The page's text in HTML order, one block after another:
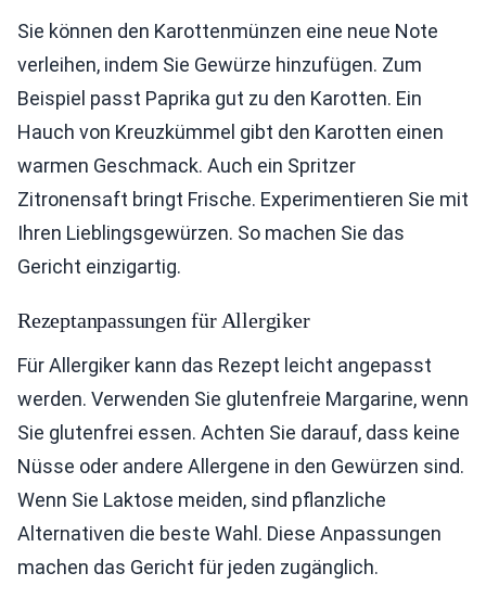
Sie können den Karottenmünzen eine neue Note
verleihen, indem Sie Gewürze hinzufügen. Zum
Beispiel passt Paprika gut zu den Karotten. Ein
Hauch von Kreuzkümmel gibt den Karotten einen
warmen Geschmack. Auch ein Spritzer
Zitronensaft bringt Frische. Experimentieren Sie mit
Ihren Lieblingsgewürzen. So machen Sie das
Gericht einzigartig.
Rezeptanpassungen für Allergiker
Für Allergiker kann das Rezept leicht angepasst
werden. Verwenden Sie glutenfreie Margarine, wenn
Sie glutenfrei essen. Achten Sie darauf, dass keine
Nüsse oder andere Allergene in den Gewürzen sind.
Wenn Sie Laktose meiden, sind pflanzliche
Alternativen die beste Wahl. Diese Anpassungen
machen das Gericht für jeden zugänglich.